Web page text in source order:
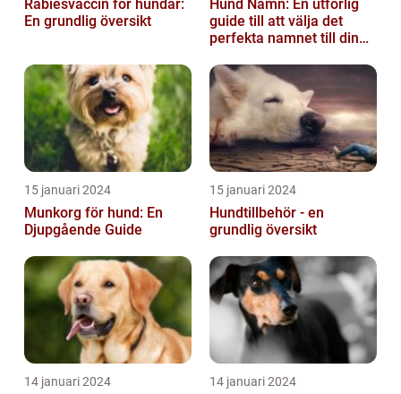
Rabiesvaccin för hundar:
En grundlig översikt
Hund Namn: En utförlig
guide till att välja det
perfekta namnet till din
15 januari 2024
Munkorg för hund: En
Djupgående Guide
15 januari 2024
Hundtillbehör - en
grundlig översikt
14 januari 2024 14 januari 2024